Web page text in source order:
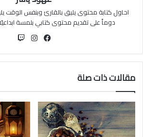
احاول كتابة محتوى يليق بالقارئ وبنفس الوقت
دوماً على تقديم محتوى كتابي بلمسة
فيسبوكانستقرام
مقالات ذات صلة